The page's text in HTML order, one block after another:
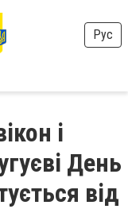
Рус
і
День
від